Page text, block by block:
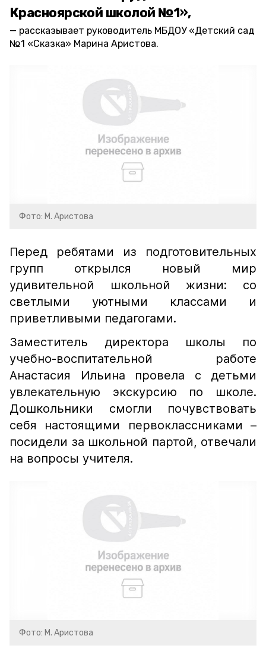
Красноярской школой №1»,
рассказывает руководитель МБДОУ «Детский сад
№1 «Сказка» Марина Аристова.
Фото: М. Аристова
Перед ребятами из подготовительных
групп открылся новый мир
удивительной школьной жизни: со
светлыми уютными классами и
приветливыми педагогами.
Заместитель директора школы по
учебно-воспитательной работе
Анастасия Ильина провела с детьми
увлекательную экскурсию по школе.
Дошкольники смогли почувствовать
себя настоящими первоклассниками –
посидели за школьной партой, отвечали
на вопросы учителя.
Фото: М. Аристова